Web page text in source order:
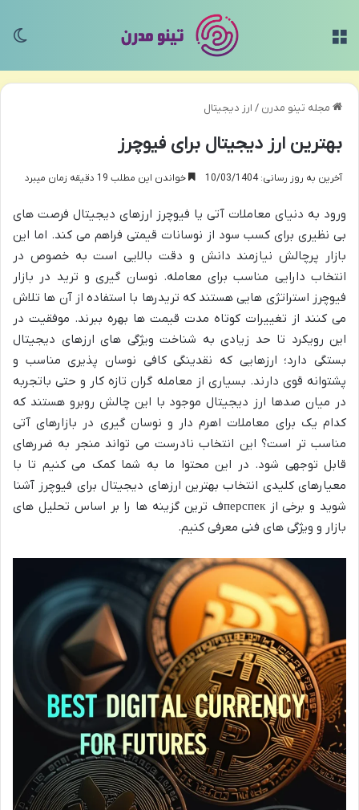
مجله تینو مدرن / ارز دیجیتال
بهترین ارز دیجیتال برای فیوچرز
آخرین به روز رسانی: 10/03/1404 خواندن این مطلب 19 دقیقه زمان میبرد
ورود به دنیای معاملات آتی یا فیوچرز ارزهای دیجیتال فرصت های
بی نظیری برای کسب سود از نوسانات قیمتی فراهم می کند. اما این
بازار پرچالش نیازمند دانش و دقت بالایی است به خصوص در
انتخاب دارایی مناسب برای معامله. نوسان گیری و ترید در بازار
فیوچرز استراتژی هایی هستند که تریدرها با استفاده از آن ها تلاش
می کنند از تغییرات کوتاه مدت قیمت ها بهره ببرند. موفقیت در
این رویکرد تا حد زیادی به شناخت ویژگی های ارزهای دیجیتال
بستگی دارد؛ ارزهایی که نقدینگی کافی نوسان پذیری مناسب و
پشتوانه قوی دارند. بسیاری از معامله گران تازه کار و حتی باتجربه
در میان صدها ارز دیجیتال موجود با این چالش روبرو هستند که
کدام یک برای معاملات اهرم دار و نوسان گیری در بازارهای آتی
مناسب تر است؟ این انتخاب نادرست می تواند منجر به ضررهای
قابل توجهی شود. در این محتوا ما به شما کمک می کنیم تا با
معیارهای کلیدی انتخاب بهترین ارزهای دیجیتال برای فیوچرز آشنا
شوید و برخی از перспекف ترین گزینه ها را بر اساس تحلیل های
بازار و ویژگی های فنی معرفی کنیم.